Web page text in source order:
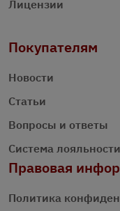
Лицензии
Покупателям
Новости
Статьи
Вопросы и ответы
Система лояльности
Правовая
Политика